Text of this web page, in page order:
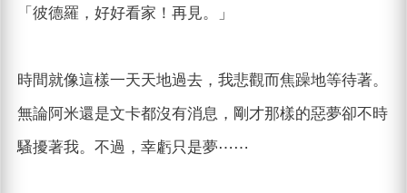
「彼德羅，好好看家！再見。」
時間就像這樣一天天地過去，我悲觀而焦躁地等待著。
無論阿米還是文卡都沒有消息，剛才那樣的惡夢卻不時
騷擾著我。不過，幸虧只是夢⋯⋯